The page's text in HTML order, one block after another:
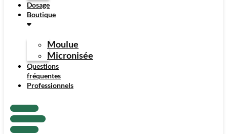
Dosage
Boutique
Moulue
Micronisée
Questions
fréquentes
Professionnels